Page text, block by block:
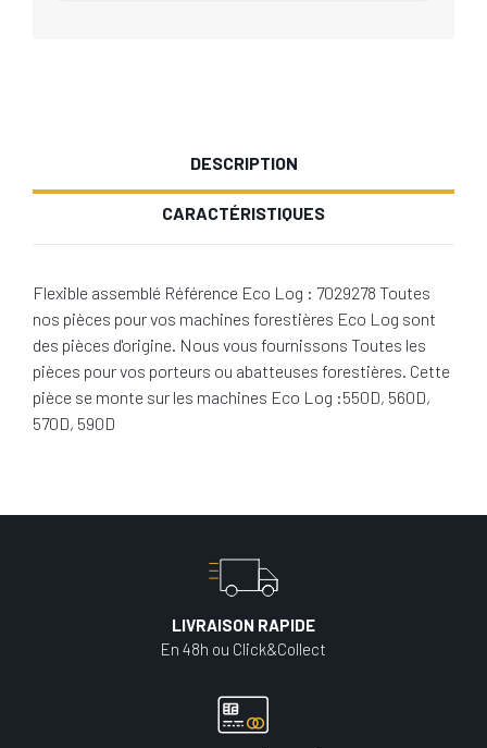
DESCRIPTION
CARACTÉRISTIQUES
Flexible assemblé Référence Eco Log : 7029278 Toutes
nos pièces pour vos machines forestières Eco Log sont
des pièces d'origine. Nous vous fournissons Toutes les
pièces pour vos porteurs ou abatteuses forestières. Cette
pièce se monte sur les machines Eco Log :550D, 560D,
570D, 590D
LIVRAISON RAPIDE
En 48h ou Click&Collect